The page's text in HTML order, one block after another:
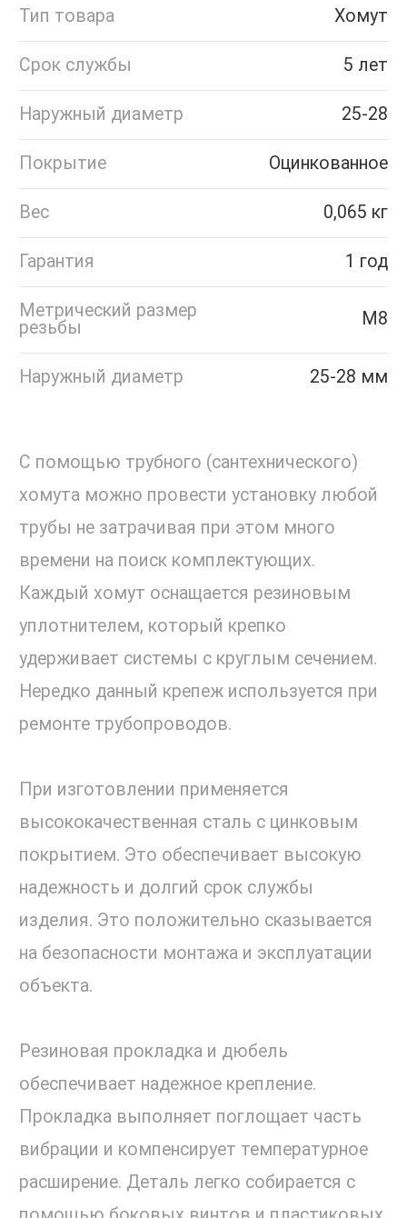
Тип товара Хомут
Срок службы 5 лет
Наружный диаметр 25-28
Покрытие Оцинкованное
Вес 0,065 кг
Гарантия 1 год
Метрический размер
резьбы
М8
Наружный диаметр 25-28 мм
С помощью трубного (сантехнического)
хомута можно провести установку любой
трубы не затрачивая при этом много
времени на поиск комплектующих.
Каждый хомут оснащается резиновым
уплотнителем, который крепко
удерживает системы с круглым сечением.
Нередко данный крепеж используется при
ремонте трубопроводов.
При изготовлении применяется
высококачественная сталь с цинковым
покрытием. Это обеспечивает высокую
надежность и долгий срок службы
изделия. Это положительно сказывается
на безопасности монтажа и эксплуатации
объекта.
Резиновая прокладка и дюбель
обеспечивает надежное крепление.
Прокладка выполняет поглощает часть
вибрации и компенсирует температурное
расширение. Деталь легко собирается с